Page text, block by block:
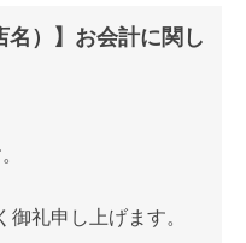
）】お会計に関し
礼申し上げます。